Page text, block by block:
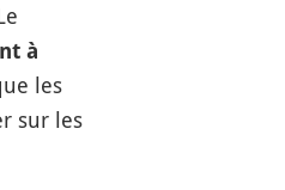
à
les
sur les